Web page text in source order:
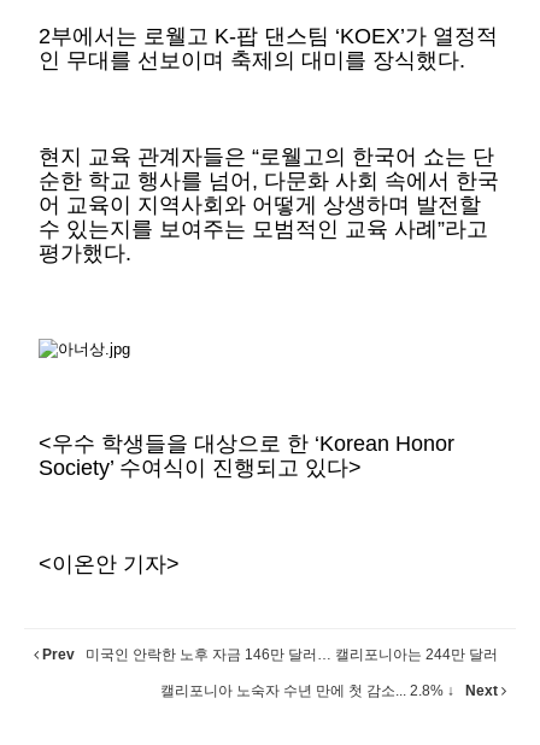
2부에서는 로웰고 K-팝 댄스팀 ‘KOEX’가 열정적
인 무대를 선보이며 축제의 대미를 장식했다.
현지 교육 관계자들은 “로웰고의 한국어 쇼는 단
순한 학교 행사를 넘어, 다문화 사회 속에서 한국
어 교육이 지역사회와 어떻게 상생하며 발전할
수 있는지를 보여주는 모범적인 교육 사례”라고
평가했다.
<우수 학생들을 대상으로 한 ‘Korean Honor
Society’ 수여식이 진행되고 있다>
<이온안 기자>
Prev 미국인 안락한 노후 자금 146만 달러… 캘리포니아는 244만 달러
캘리포니아 노숙자 수년 만에 첫 감소... 2.8% ↓ Next